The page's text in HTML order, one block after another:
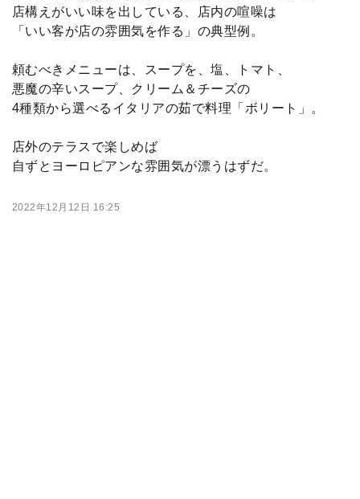
店構えがいい味を出している、店内の喧噪は
「いい客が店の雰囲気を作る」の典型例。
頼むべきメニューは、スープを、塩、トマト、
悪魔の辛いスープ、クリーム＆チーズの
4種類から選べるイタリアの茹で料理「ボリート」。
店外のテラスで楽しめば
自ずとヨーロピアンな雰囲気が漂うはずだ。
2022年12月12日 16:25